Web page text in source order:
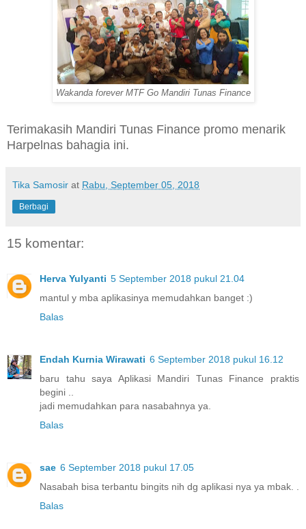
Wakanda forever MTF Go Mandiri Tunas Finance
Terimakasih Mandiri Tunas Finance promo menarik
Harpelnas bahagia ini.
Tika Samosir at Rabu, September 05, 2018
Berbagi
15 komentar:
Herva Yulyanti 5 September 2018 pukul 21.04
mantul y mba aplikasinya memudahkan banget :)
Balas
Endah Kurnia Wirawati 6 September 2018 pukul 16.12
baru tahu saya Aplikasi Mandiri Tunas Finance praktis
begini ..
jadi memudahkan para nasabahnya ya.
Balas
sae 6 September 2018 pukul 17.05
Nasabah bisa terbantu bingits nih dg aplikasi nya ya mbak. .
Balas